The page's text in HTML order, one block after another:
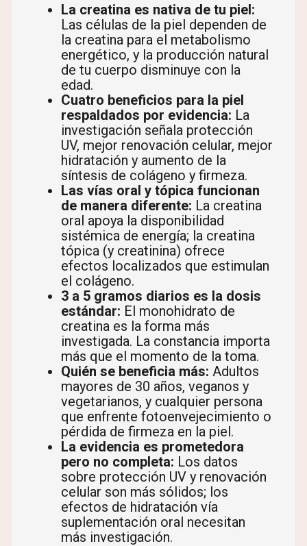
La creatina es nativa de tu piel:
Las células de la piel dependen de
la creatina para el metabolismo
energético, y la producción natural
de tu cuerpo disminuye con la
edad.
Cuatro beneficios para la piel
respaldados por evidencia: La
investigación señala protección
UV, mejor renovación celular, mejor
hidratación y aumento de la
síntesis de colágeno y firmeza.
Las vías oral y tópica funcionan
de manera diferente: La creatina
oral apoya la disponibilidad
sistémica de energía; la creatina
tópica (y creatinina) ofrece
efectos localizados que estimulan
el colágeno.
3 a 5 gramos diarios es la dosis
estándar: El monohidrato de
creatina es la forma más
investigada. La constancia importa
más que el momento de la toma.
Quién se beneficia más: Adultos
mayores de 30 años, veganos y
vegetarianos, y cualquier persona
que enfrente fotoenvejecimiento o
pérdida de firmeza en la piel.
La evidencia es prometedora
pero no completa: Los datos
sobre protección UV y renovación
celular son más sólidos; los
efectos de hidratación vía
suplementación oral necesitan
más investigación.